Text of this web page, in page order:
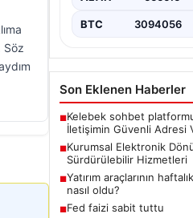
Söz
BTC 3094056
Son Eklenen Haberler
■Kelebek sohbet
İletişimin Güvenli Adresi
■Kurumsal Elektronik
Sürdürülebilir Hizmetleri
■Yatırım araçlarının
nasıl oldu?
■Fed faizi sabit tuttu